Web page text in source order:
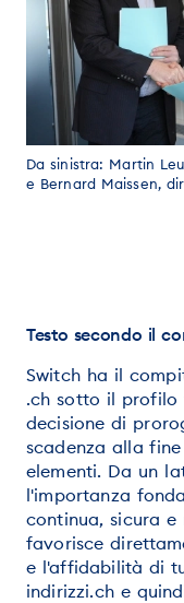
Da sinistra: Martin
e Bernard Maissen,
Testo secondo il
Switch ha il
.ch sotto il profilo
decisione di
scadenza alla
elementi. Da un
l'importanza
continua, sicura
favorisce
e l'affidabilità di
indirizzi.ch e